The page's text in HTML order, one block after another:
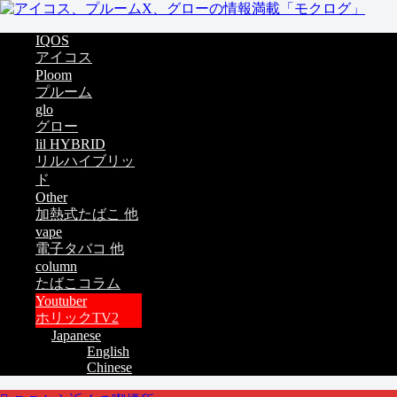
IQOS
アイコス
Ploom
プルーム
glo
グロー
lil HYBRID
リルハイブリッ
ド
Other
加熱式たばこ 他
vape
電子タバコ 他
column
たばこコラム
Youtuber
ホリックTV2
Japanese
English
Chinese